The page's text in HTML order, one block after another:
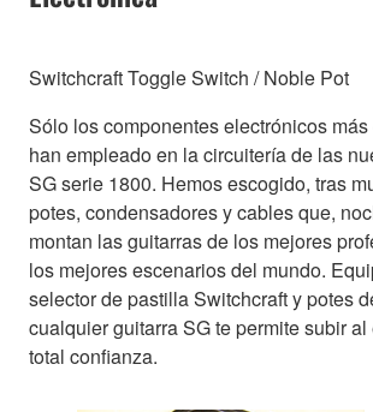
Switchcraft Toggle Switch / Noble Pot
Sólo los componentes electrónicos
han empleado en la circuitería de las
SG serie 1800. Hemos escogido, tras
potes, condensadores y cables que,
montan las guitarras de los mejores
los mejores escenarios del mundo.
selector de pastilla Switchcraft y potes
cualquier guitarra SG te permite subir
total confianza.